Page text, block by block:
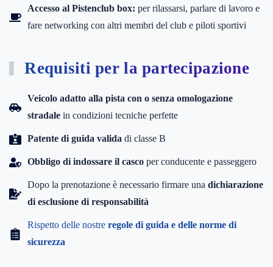
Accesso al Pistenclub box: per rilassarsi, parlare di lavoro e
fare networking con altri membri del club e piloti sportivi
Requisiti per la partecipazione
Veicolo adatto alla pista con o senza omologazione
stradale in condizioni tecniche perfette
Patente di guida valida di classe B
Obbligo di indossare il casco per conducente e passeggero
Dopo la prenotazione è necessario firmare una dichiarazione
di esclusione di responsabilità
Rispetto delle nostre regole di guida e delle norme di
sicurezza